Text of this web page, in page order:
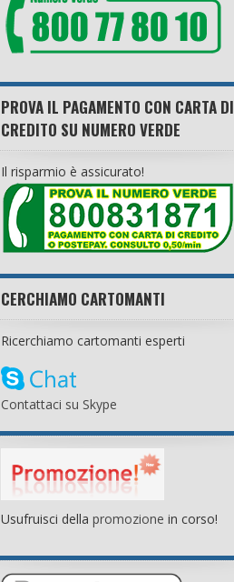
PROVA IL PAGAMENTO CON CARTA DI
CREDITO SU NUMERO VERDE
Il risparmio è assicurato!
CERCHIAMO CARTOMANTI
Ricerchiamo cartomanti esperti
Contattaci su Skype
Usufruisci della promozione in corso!